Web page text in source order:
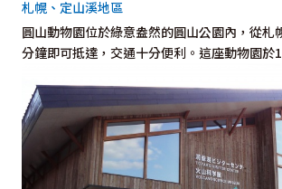
圓山動物園位於綠意盎然的圓山公園內，從札
分鐘即可抵達，交通十分便利。這座動物園
札幌、定山溪地區